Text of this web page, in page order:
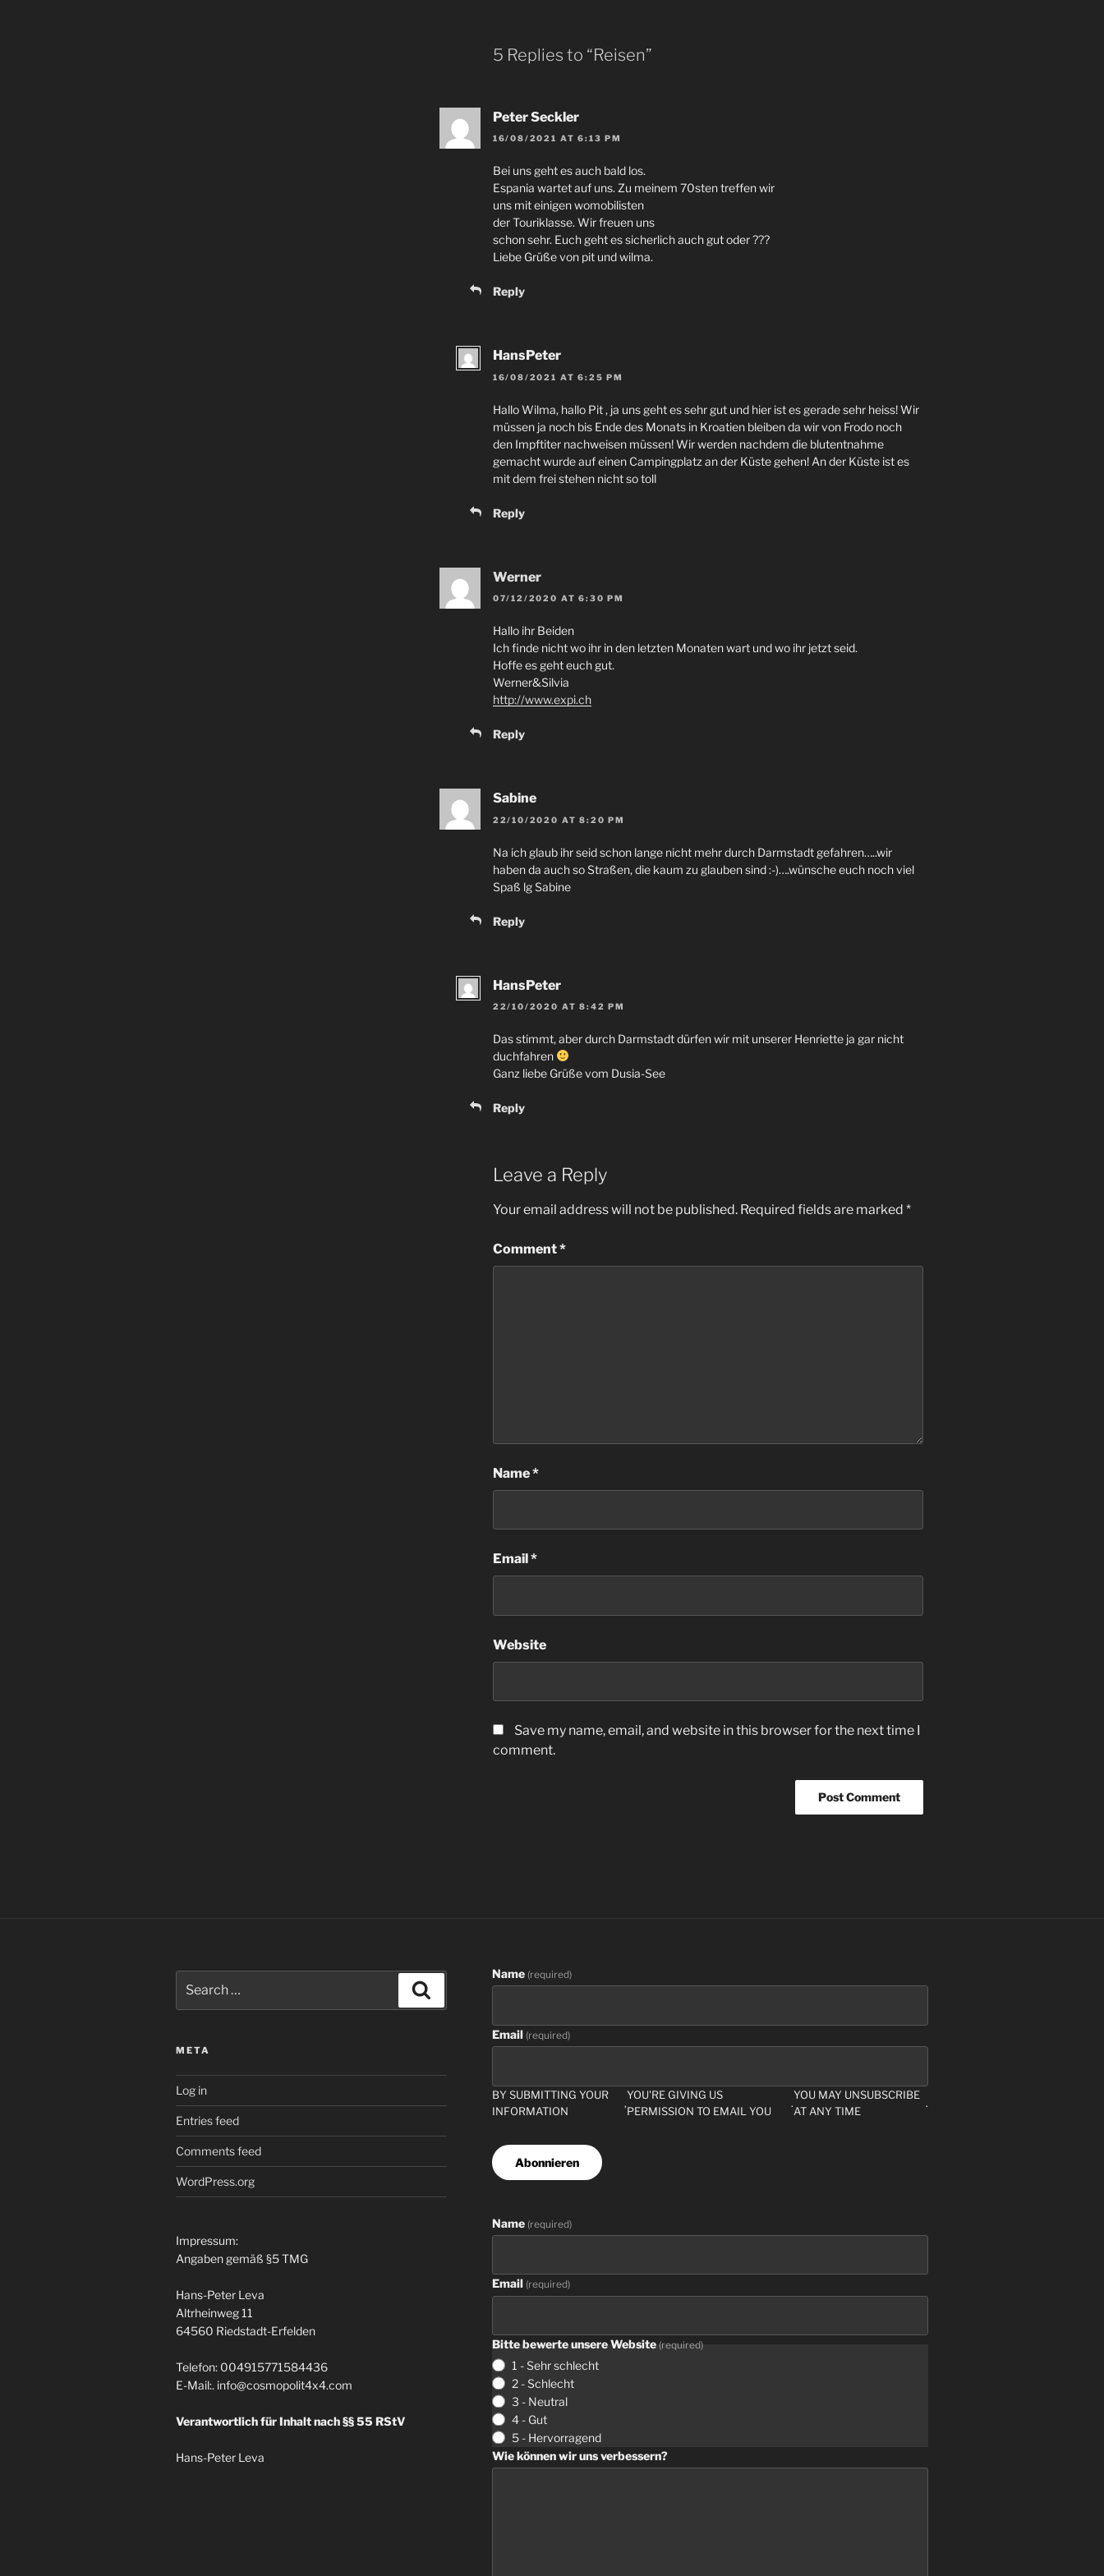
5 Replies to “Reisen”
Peter Seckler
16/08/2021 AT 6:13PM
Bei uns geht es auch bald los.
Espania wartet auf uns. Zu meinem 70sten treffen wir
uns mit einigen womobilisten
der Touriklasse. Wir freuen uns
schon sehr. Euch geht es sicherlich auch gut oder???
Liebe Grüße von pit und wilma.
Reply
HansPeter
16/08/2021 AT 6:25PM
Hallo Wilma, hallo Pit, ja uns geht es sehr gut und hier ist es gerade sehr heiss!Wir
müssen ja noch bis Ende des Monats in Kroatien bleiben da wir von Frodo noch
den Impftiter nachweisen müssen!Wir werden nachdem die blutentnahme
gemacht wurde auf einen Campingplatz an der Küste gehen! An der Küste ist es
mit dem frei stehen nicht so toll
Reply
Werner
07/12/2020 AT 6:30PM
Hallo ihr Beiden
Ich finde nicht wo ihr in den letzten Monaten wart und wo ihr jetzt seid.
Hoffe es geht euch gut.
Werner&Silvia
http://www.expi.ch
Reply
Sabine
22/10/2020 AT 8:20PM
Na ich glaub ihr seid schon lange nicht mehr durch Darmstadt gefahren…..wir
haben da auch so Straßen, die kaum zu glauben sind:-)….wünsche euch noch viel
Spaß lg Sabine
Reply
HansPeter
22/10/2020 AT 8:42PM
Das stimmt, aber durch Darmstadt dürfen wir mit unserer Henriette ja gar nicht
duchfahren
Ganz liebe Grüße vom Dusia-See
Reply
Leave a Reply
Your email address will not be published. Required fields are marked *
Comment*
Name*
Email *
Website
Save my name,email,and website in this browser for the next time I
comment.
for:
META
Log in
Entries feed
Comments feed
WordPress.org
Impressum:
Angaben gemäß §5 TMG
Hans-Peter Leva
Altrheinweg11
64560 Riedstadt-Erfelden
Telefon: 004915771584436
E-Mail:. info@cosmopolit4x4.com
Verantwortlich für Inhalt nach §§55 RStV
Hans-Peter Leva
Name (required)
Email (required)
BY SUBMITTING YOUR
INFORMATION
,
YOU'RE GIVING US
PERMISSION TO EMAIL YOU
.
YOU MAY UNSUBSCRIBE
AT ANY TIME
.
Abonnieren
Name (required)
Email (required)
Bitte bewerte unsere Website (required)
1 -Sehr schlecht
2 -Schlecht
3 - Neutral
4 - Gut
5 - Hervorragend
Wie können wir uns verbessern?